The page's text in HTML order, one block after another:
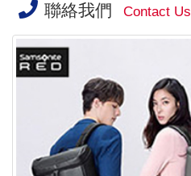
聯絡我們 Contact Us